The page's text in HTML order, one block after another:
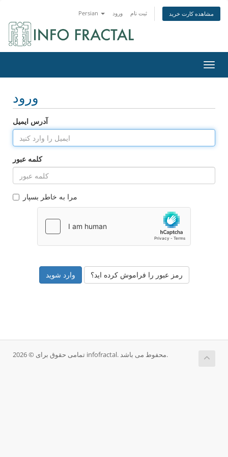
Persian ورود ثبت نام مشاهده کارت خرید
ورود
آدرس ایمیل
کلمه عبور
مرا به خاطر بسپار
رمز عبور را فراموش کرده اید؟
تمامی حقوق برای © 2026 infofractal. محفوط می باشد.